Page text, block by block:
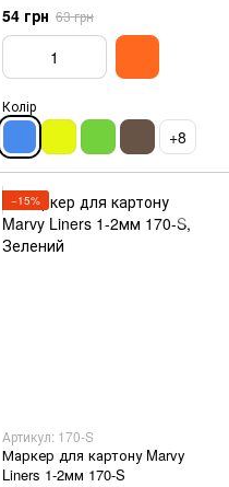
54 грн 63 грн
Колір
+8
−15%
Артикул: 170-S
Маркер для картону Marvy
Liners 1-2мм 170-S